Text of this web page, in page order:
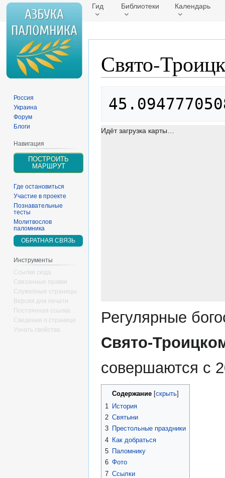
Гид Библиотеки Календарь
Свято-
Идёт загрузка карты…
Регулярные
Свято-
совершаются с
Содержание
1
История
2 Святыни
3 Престольные праздники
4 Как добраться
5 Паломнику
6 Фото
7 Ссылки
Россия
Украина
Форум
Блоги
Навигация
ПОСТРОИТЬ
МАРШРУТ
Где остановиться
Участие в проекте
Познавательные
тесты
Молитвослов
паломника
ОБРАТНАЯ СВЯЗЬ
Инструменты
Ссылки сюда
Связанные правки
Служебные страницы
Версия для печати
Постоянная ссылка
Сведения о странице
Узнать свойства